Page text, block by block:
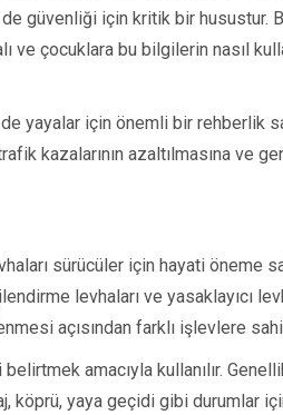
güvenliği için kritik bir husustur.
çocuklara bu bilgilerin nasıl
yayalar için önemli bir rehberlik
kazalarının azaltılmasına ve
sürücüler için hayati öneme
levhaları ve yasaklayıcı
açısından farklı işlevlere
amacıyla kullanılır.
köprü, yaya geçidi gibi durumlar